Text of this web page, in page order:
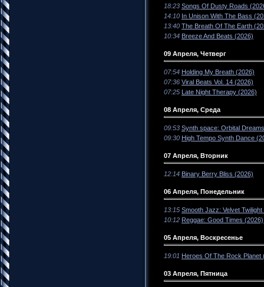
18:23 Songs Of Dusty Roads
14:10 In Unison With The Bass
13:40 The Breath Of The Earth
10:34 Breeze And Beats (2026)
09 Апреля, Четверг
07:54 Holding My Breath (2026)
07:36 Viral Beats Vol. 14 (2026)
07:25 Late Night Therapy (2026)
08 Апреля, Среда
09:53 Synth space: Orbital
09:30 High Tempo Synth Dance
07 Апреля, Вторник
12:14 Binary Berry Bliss (2026)
06 Апреля, Понедельник
13:15 Smooth Jazz: Velvet
10:12 Reggae: Good Times (2026)
05 Апреля, Воскресенье
19:01 Heroes Of The Rock Planet
03 Апреля, Пятница